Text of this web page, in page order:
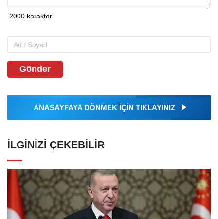
Gönder
ANASAYFAYA DÖNMEK İÇİN TIKLAYINIZ
İLGINIZI ÇEKEBILIR